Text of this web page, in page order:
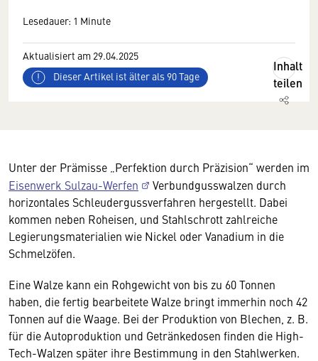
Lesedauer: 1 Minute
Aktualisiert am 29.04.2025
Dieser Artikel ist älter als 90 Tage
Inhalt
teilen
Unter der Prämisse „Perfektion durch Präzision“ werden im
Eisenwerk Sulzau-Werfen
Verbundgusswalzen durch
horizontales Schleudergussverfahren hergestellt. Dabei
kommen neben Roheisen, und Stahlschrott zahlreiche
Legierungsmaterialien wie Nickel oder Vanadium in die
Schmelzöfen.
Eine Walze kann ein Rohgewicht von bis zu 60 Tonnen
haben, die fertig bearbeitete Walze bringt immerhin noch 42
Tonnen auf die Waage. Bei der Produktion von Blechen, z. B.
für die Autoproduktion und Getränkedosen finden die High-
Tech-Walzen später ihre Bestimmung in den Stahlwerken.